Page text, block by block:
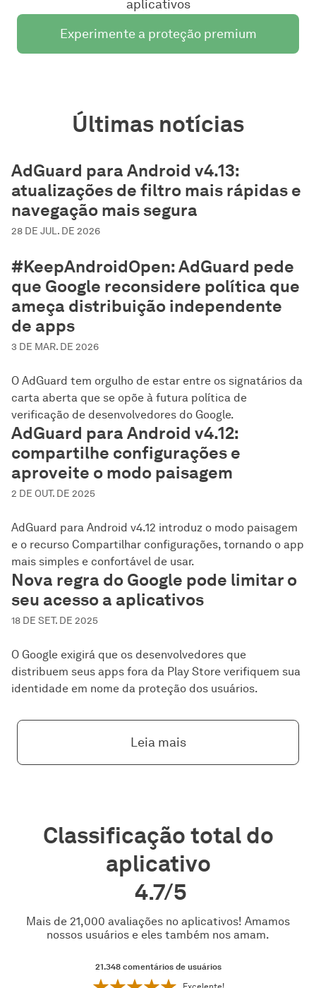
aplicativos
Experimente a proteção premium
Últimas notícias
AdGuard para Android v4.13:
atualizações de filtro mais rápidas e
navegação mais segura
28 DE JUL. DE 2026
#KeepAndroidOpen: AdGuard pede
que Google reconsidere política que
ameça distribuição independente
de apps
3 DE MAR. DE 2026
O AdGuard tem orgulho de estar entre os signatários da
carta aberta que se opõe à futura política de
verificação de desenvolvedores do Google.
AdGuard para Android v4.12:
compartilhe configurações e
aproveite o modo paisagem
2 DE OUT. DE 2025
AdGuard para Android v4.12 introduz o modo paisagem
e o recurso Compartilhar configurações, tornando o app
mais simples e confortável de usar.
Nova regra do Google pode limitar o
seu acesso a aplicativos
18 DE SET. DE 2025
O Google exigirá que os desenvolvedores que
distribuem seus apps fora da Play Store verifiquem sua
identidade em nome da proteção dos usuários.
Leia mais
Classificação total do
aplicativo
4.7/5
Mais de 21,000 avaliações no aplicativos! Amamos
nossos usuários e eles também nos amam.
21.348 comentários de usuários